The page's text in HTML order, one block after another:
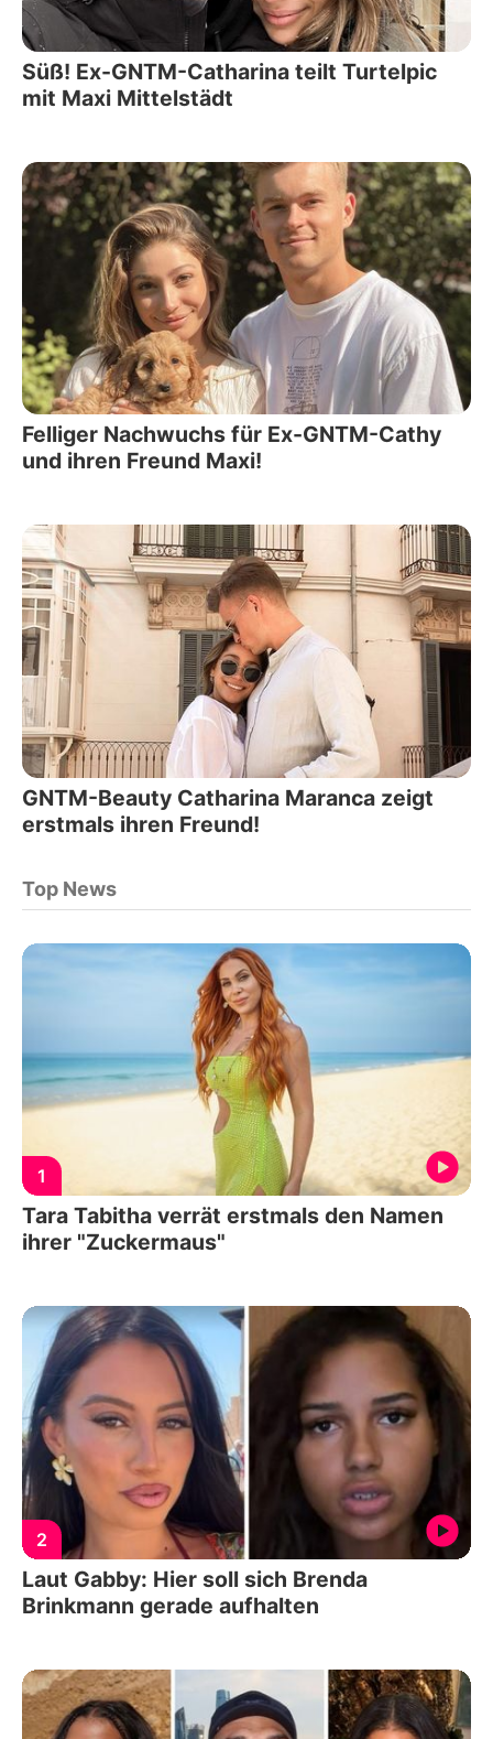
Süß! Ex-GNTM-Catharina teilt Turtelpic
mit Maxi Mittelstädt
Felliger Nachwuchs für Ex-GNTM-Cathy
und ihren Freund Maxi!
GNTM-Beauty Catharina Maranca zeigt
erstmals ihren Freund!
Top News
1
Tara Tabitha verrät erstmals den Namen
ihrer "Zuckermaus"
2
Laut Gabby: Hier soll sich Brenda
Brinkmann gerade aufhalten